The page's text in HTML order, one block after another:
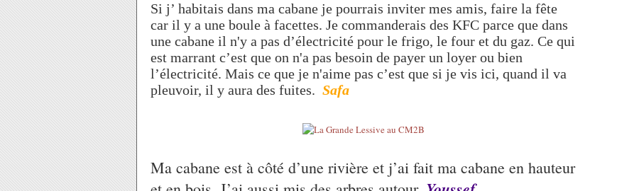
Si j’ habitais dans ma cabane je pourrais inviter mes amis, faire la fête
car il y a une boule à facettes. Je commanderais des KFC parce que dans
une cabane il n'y a pas d’électricité pour le frigo, le four et du gaz. Ce qui
est marrant c’est que on n'a pas besoin de payer un loyer ou bien
l’électricité. Mais ce que je n'aime pas c’est que si je vis ici, quand il va
pleuvoir, il y aura des fuites. Safa
Ma cabane est à côté d’une rivière et j’ai fait ma cabane en hauteur